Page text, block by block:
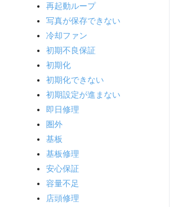
再起動ループ
写真が保存できない
冷却ファン
初期不良保証
初期化
初期化できない
初期設定が進まない
即日修理
圏外
基板
基板修理
安心保証
容量不足
店頭修理